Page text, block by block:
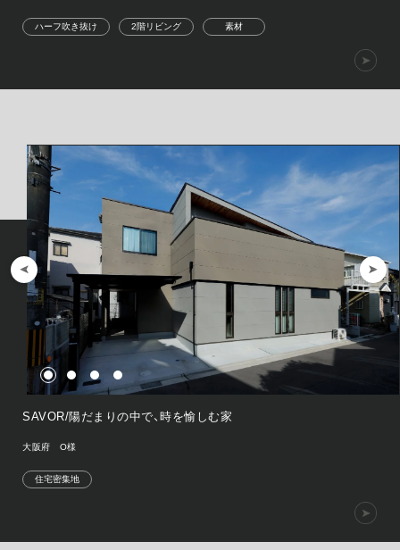
ハーフ吹き抜け 2階リビング 素材
SAVOR/陽だまりの中で、時を愉しむ家
大阪府 O様
住宅密集地